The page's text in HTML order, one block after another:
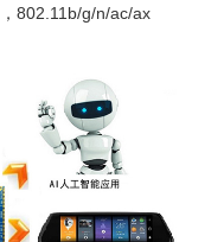
802.11b/g/n/ac/ax